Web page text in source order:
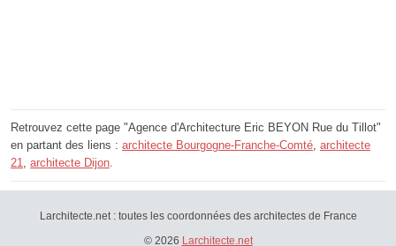
Retrouvez cette page "Agence d'Architecture Eric BEYON Rue du Tillot"
en partant des liens : architecte Bourgogne-Franche-Comté architecte
21
architecte Dijon
Larchitecte.net : toutes les coordonnées des architectes de France
© 2026 Larchitecte.net